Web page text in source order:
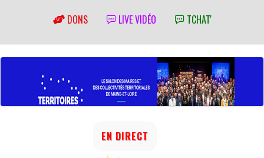
DONS LIVE VIDÉO TCHAT'
EN DIRECT